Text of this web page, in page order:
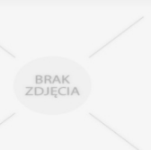
DZIAŁKI
DOMY, MIESZKANIA